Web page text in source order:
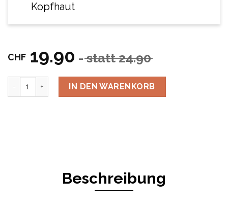
Kopfhaut
CHF 19.90 - statt 24.90
IN DEN WARENKORB
Beschreibung